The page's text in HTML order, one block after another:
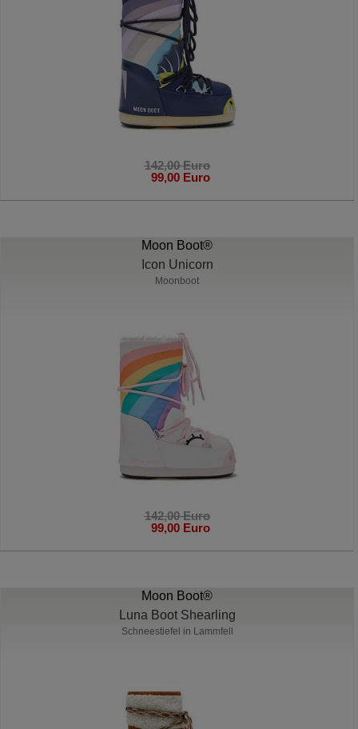
142,00 Euro
99,00 Euro
Moon Boot®
Icon Unicorn
Moonboot
142,00 Euro
99,00 Euro
Moon Boot®
Luna Boot Shearling
Schneestiefel in Lammfell